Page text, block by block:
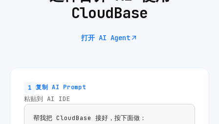
CloudBase
打开 AI Agent
1 复制 AI Prompt
粘贴到 AI IDE
帮我把 CloudBase 接好，按下面做：